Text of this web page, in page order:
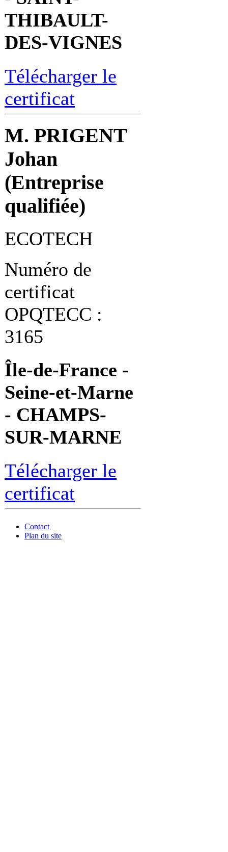
THIBAULT-
DES-VIGNES
Télécharger le
certificat
M. PRIGENT
Johan
(Entreprise
qualifiée)
ECOTECH
Numéro de
certificat
OPQTECC :
3165
Île-de-France -
Seine-et-Marne
- CHAMPS-
SUR-MARNE
Télécharger le
certificat
Contact
Plan du site